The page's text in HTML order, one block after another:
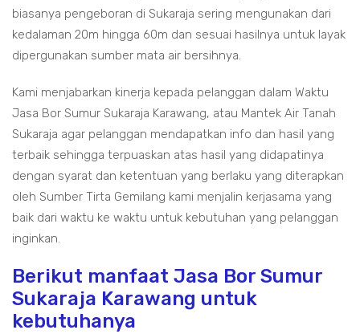
biasanya pengeboran di Sukaraja sering mengunakan dari
kedalaman 20m hingga 60m dan sesuai hasilnya untuk layak
dipergunakan sumber mata air bersihnya.
Kami menjabarkan kinerja kepada pelanggan dalam Waktu
Jasa Bor Sumur Sukaraja Karawang, atau Mantek Air Tanah
Sukaraja agar pelanggan mendapatkan info dan hasil yang
terbaik sehingga terpuaskan atas hasil yang didapatinya
dengan syarat dan ketentuan yang berlaku yang diterapkan
oleh Sumber Tirta Gemilang kami menjalin kerjasama yang
baik dari waktu ke waktu untuk kebutuhan yang pelanggan
inginkan.
Berikut manfaat Jasa Bor Sumur
Sukaraja Karawang untuk
kebutuhanya